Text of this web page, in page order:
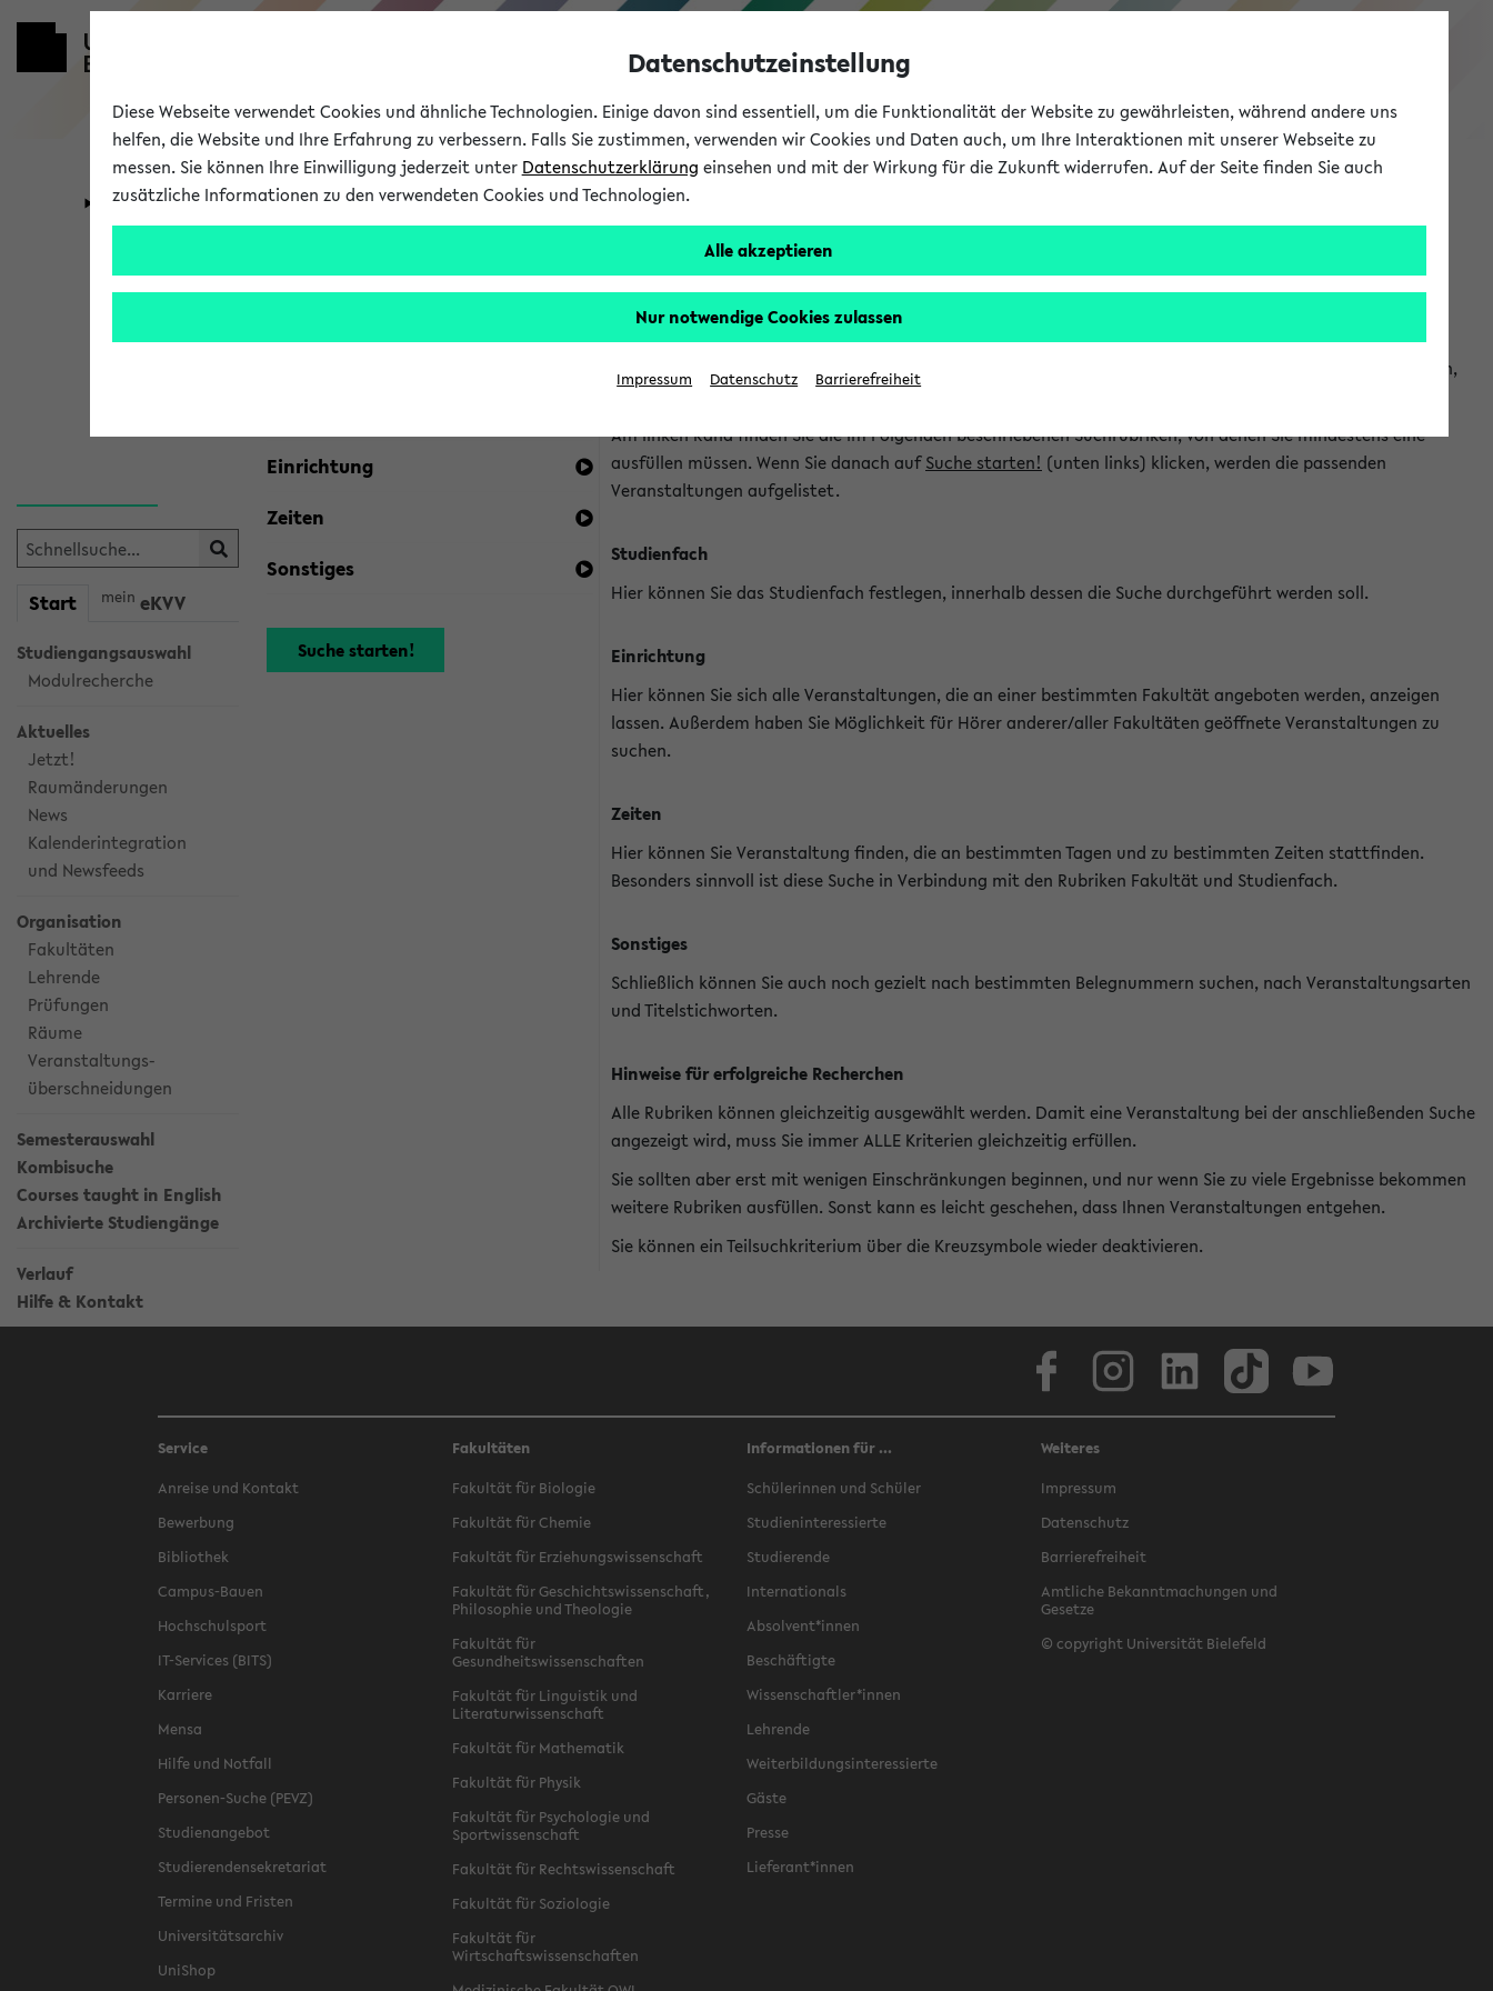
eKVV
Universität Forschung Studium
Start mein eKVV
Studiengangsauswahl
Modulrecherche
Aktuelles
Jetzt!
Raumänderungen
News
Kalenderintegration
und Newsfeeds
Organisation
Fakultäten
Lehrende
Prüfungen
Räume
Veranstaltungs-
überschneidungen
Semesterauswahl
Kombisuche
Courses taught in English
Archivierte Studiengänge
Verlauf
Hilfe & Kontakt
Kombisuche im eKVV
Ihre Suchkriterien:
Einrichtung
Zeiten
Sonstiges
Hinweise zur Kombisuche
Sie können das eKVV nach diversen Kriterien durchsuchen und so gezielt die Veranstaltungen heraussuchen,
die für Sie interessant sind.
Am linken Rand finden Sie die im Folgenden beschriebenen Suchrubriken, von denen Sie mindestens eine
ausfüllen müssen. Wenn Sie danach aufSuche starten! (unten links) klicken, werden die passenden
Veranstaltungen aufgelistet.
Studienfach
Hier können Sie das Studienfach festlegen, innerhalb dessen die Suche durchgeführt werden soll.
Einrichtung
Hier können Sie sich alle Veranstaltungen, die an einer bestimmten Fakultät angeboten werden, anzeigen
lassen. Außerdem haben Sie Möglichkeit für Hörer anderer/aller Fakultäten geöffnete Veranstaltungen zu
suchen.
Zeiten
Hier können Sie Veranstaltung finden, die an bestimmten Tagen und zu bestimmten Zeiten stattfinden.
Besonders sinnvoll ist diese Suche in Verbindung mit den Rubriken Fakultät und Studienfach.
Sonstiges
Schließlich können Sie auch noch gezielt nach bestimmten Belegnummern suchen, nach Veranstaltungsarten
und Titelstichworten.
Hinweise für erfolgreiche Recherchen
Alle Rubriken können gleichzeitig ausgewählt werden. Damit eine Veranstaltung bei der anschließenden Suche
angezeigt wird, muss Sie immer ALLE Kriterien gleichzeitig erfüllen.
Sie sollten aber erst mit wenigen Einschränkungen beginnen, und nur wenn Sie zu viele Ergebnisse bekommen
weitere Rubriken ausfüllen. Sonst kann es leicht geschehen, dass Ihnen Veranstaltungen entgehen.
Sie können ein Teilsuchkriterium über die Kreuzsymbole wieder deaktivieren.
Service
Anreise und Kontakt
Bewerbung
Bibliothek
Campus-Bauen
Hochschulsport
IT-Services (BITS)
Karriere
Mensa
Hilfe und Notfall
Personen-Suche (PEVZ)
Studienangebot
Studierendensekretariat
Termine und Fristen
Universitätsarchiv
UniShop
Fakultäten
Fakultät für Biologie
Fakultät für Chemie
Fakultät für Erziehungswissenschaft
Fakultät für Geschichtswissenschaft,
Philosophie und Theologie
Fakultät für
Gesundheitswissenschaften
Fakultät für Linguistik und
Literaturwissenschaft
Fakultät für Mathematik
Fakultät für Physik
Fakultät für Psychologie und
Sportwissenschaft
Fakultät für Rechtswissenschaft
Fakultät für Soziologie
Fakultät für
Wirtschaftswissenschaften
Informationen für ...
Schülerinnen und Schüler
Studieninteressierte
Studierende
Internationals
Absolvent*innen
Beschäftigte
Wissenschaftler*innen
Lehrende
Weiterbildungsinteressierte
Gäste
Presse
Lieferant*innen
Weiteres
Impressum
Datenschutz
Barrierefreiheit
Amtliche Bekanntmachungen und
Gesetze
© copyright Universität Bielefeld
Datenschutzeinstellung
Diese Webseite verwendet Cookies und ähnliche Technologien. Einige davon sind essentiell, um die Funktionalität der Website zu gewährleisten, während andere uns
helfen, die Website und Ihre Erfahrung zu verbessern. Falls Sie zustimmen, verwenden wir Cookies und Daten auch, um Ihre Interaktionen mit unserer Webseite zu
messen. Sie können Ihre Einwilligung jederzeit unter Datenschutzerklärung einsehen und mit der Wirkung für die Zukunft widerrufen. Auf der Seite finden Sie auch
zusätzliche Informationen zu den verwendeten Cookies und Technologien.
Alle akzeptieren
Nur notwendige Cookies zulassen
Impressum Datenschutz Barrierefreiheit